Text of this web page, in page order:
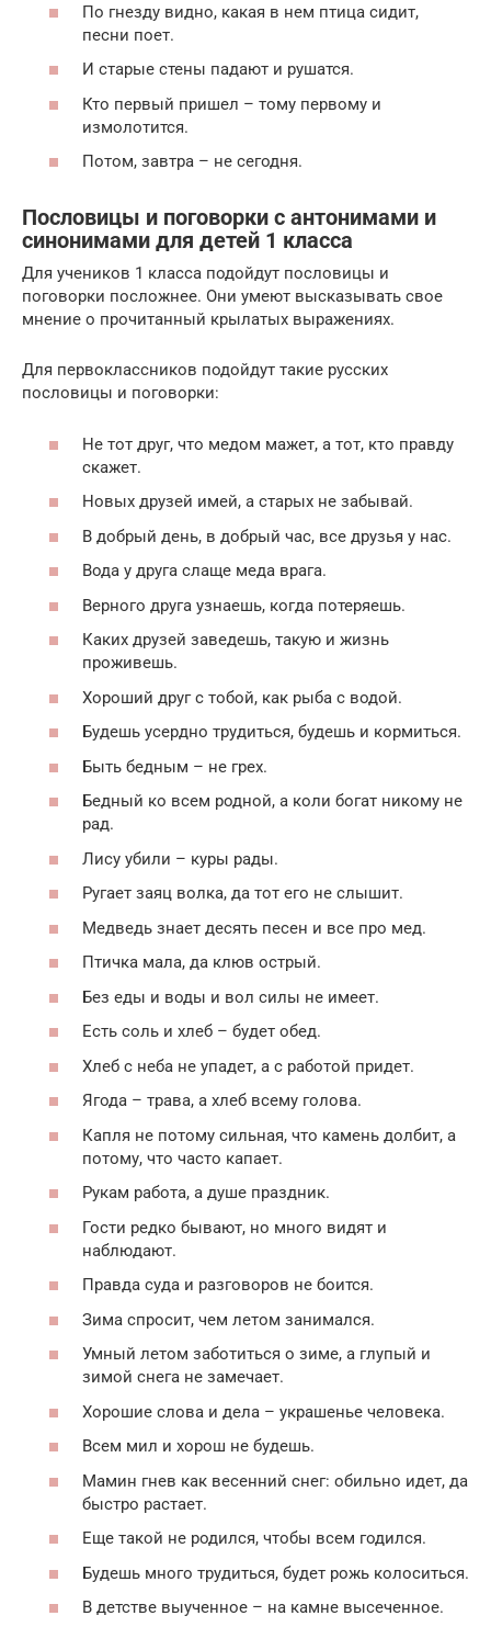
По гнезду видно, какая в нем птица сидит,
песни поет.
И старые стены падают и рушатся.
Кто первый пришел – тому первому и
измолотится.
Потом, завтра – не сегодня.
Пословицы и поговорки с антонимами и
синонимами для детей 1 класса
Для учеников 1 класса подойдут пословицы и
поговорки посложнее. Они умеют высказывать свое
мнение о прочитанный крылатых выражениях.
Для первоклассников подойдут такие русских
пословицы и поговорки:
Не тот друг, что медом мажет, а тот, кто правду
скажет.
Новых друзей имей, а старых не забывай.
В добрый день, в добрый час, все друзья у нас.
Вода у друга слаще меда врага.
Верного друга узнаешь, когда потеряешь.
Каких друзей заведешь, такую и жизнь
проживешь.
Хороший друг с тобой, как рыба с водой.
Будешь усердно трудиться, будешь и кормиться.
Быть бедным – не грех.
Бедный ко всем родной, а коли богат никому не
рад.
Лису убили – куры рады.
Ругает заяц волка, да тот его не слышит.
Медведь знает десять песен и все про мед.
Птичка мала, да клюв острый.
Без еды и воды и вол силы не имеет.
Есть соль и хлеб – будет обед.
Хлеб с неба не упадет, а с работой придет.
Ягода – трава, а хлеб всему голова.
Капля не потому сильная, что камень долбит, а
потому, что часто капает.
Рукам работа, а душе праздник.
Гости редко бывают, но много видят и
наблюдают.
Правда суда и разговоров не боится.
Зима спросит, чем летом занимался.
Умный летом заботиться о зиме, а глупый и
зимой снега не замечает.
Хорошие слова и дела – украшенье человека.
Всем мил и хорош не будешь.
Мамин гнев как весенний снег: обильно идет, да
быстро растает.
Еще такой не родился, чтобы всем годился.
Будешь много трудиться, будет рожь колоситься.
В детстве выученное – на камне высеченное.